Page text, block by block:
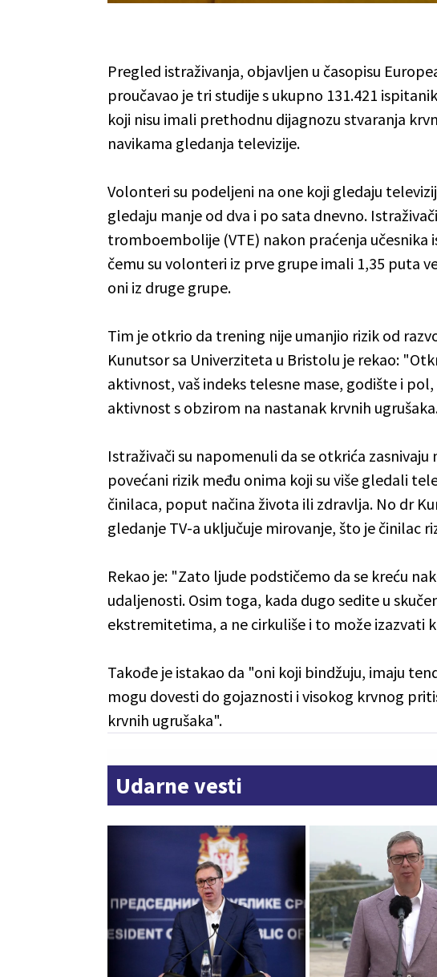
Pregled istraživanja, objavljen u časopisu
proučavao je tri studije s ukupno 131.421
koji nisu imali prethodnu dijagnozu stvaranja
navikama gledanja televizije.
Volonteri su podeljeni na one koji gledaju
gledaju manje od dva i po sata dnevno.
tromboembolije (VTE) nakon praćenja učesnika
čemu su volonteri iz prve grupe imali 1,35 puta
oni iz druge grupe.
Tim je otkrio da trening nije umanjio rizik od
Kunutsor sa Univerziteta u Bristolu je rekao:
aktivnost, vaš indeks telesne mase, godište i
aktivnost s obzirom na nastanak krvnih
Istraživači su napomenuli da se otkrića
povećani rizik među onima koji su više gledali
činilaca, poput načina života ili zdravlja. No dr
gledanje TV-a uključuje mirovanje, što je činilac
Rekao je: "Zato ljude podstičemo da se kreću
udaljenosti. Osim toga, kada dugo sedite u
ekstremitetima, a ne cirkuliše i to može izazvati
Takođe je istakao da "oni koji bindžuju, imaju
mogu dovesti do gojaznosti i visokog krvnog
krvnih ugrušaka".
Udarne vesti